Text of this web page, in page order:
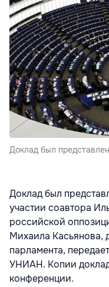
Доклад был
Доклад был
участии соавтора
российской
Михаила Касьянова,
парламента,
УНИАН. Копии
конференции.